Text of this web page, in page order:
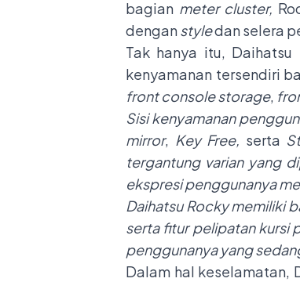
bagian meter cluster,
denganstyledan selera
Tak hanya itu,
kenyamanan tersendiri
front console storage,
Sisi kenyamanan
mirror, Key Free, serta
tergantung varian yang
ekspresi penggunanya
Daihatsu Rocky memiliki
serta fitur pelipatan kursi
penggunanya yang
Dalam hal keselamatan,